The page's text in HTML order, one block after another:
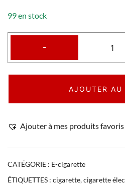
99 en stock
-
AJOUTER AU
Ajouter à mes produits favoris
CATÉGORIE : E-cigarette
ÉTIQUETTES : cigarette,cigarette